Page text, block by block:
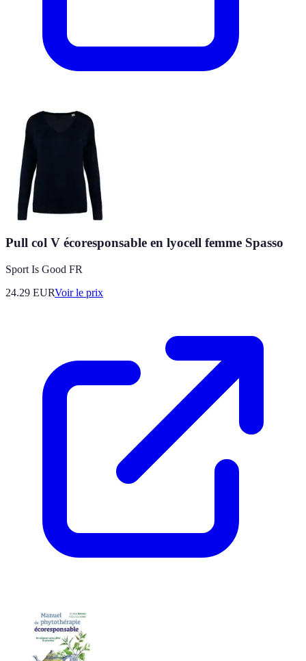
Pull col V écoresponsable en lyocell femme Spasso
Sport Is Good FR
24.29 EURVoir le prix